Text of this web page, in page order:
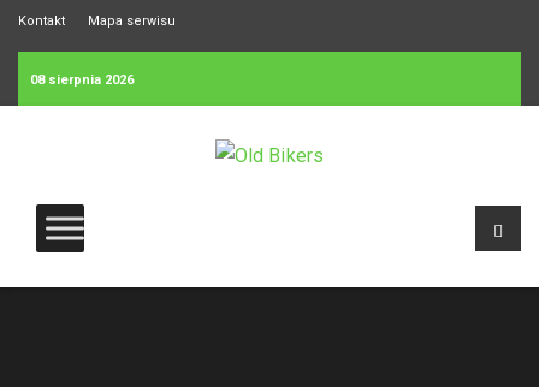
Kontakt Mapa serwisu
08 sierpnia 2026